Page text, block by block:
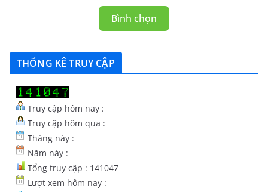
Bình chọn
THỐNG KÊ TRUY CẬP
Truy cập hôm nay :
Truy cập hôm qua :
Tháng này :
Năm này :
Tổng truy cập : 141047
Lượt xem hôm nay :